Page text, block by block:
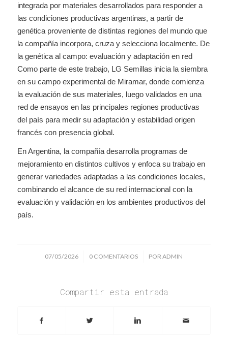
integrada por materiales desarrollados para responder a
las condiciones productivas argentinas, a partir de
genética proveniente de distintas regiones del mundo que
la compañía incorpora, cruza y selecciona localmente. De
la genética al campo: evaluación y adaptación en red
Como parte de este trabajo, LG Semillas inicia la siembra
en su campo experimental de Miramar, donde comienza
la evaluación de sus materiales, luego validados en una
red de ensayos en las principales regiones productivas
del país para medir su adaptación y estabilidad origen
francés con presencia global.
En Argentina, la compañía desarrolla programas de
mejoramiento en distintos cultivos y enfoca su trabajo en
generar variedades adaptadas a las condiciones locales,
combinando el alcance de su red internacional con la
evaluación y validación en los ambientes productivos del
país.
07/05/2026
/ 0 COMENTARIOS
/ PORADMIN
Compartir esta entrada